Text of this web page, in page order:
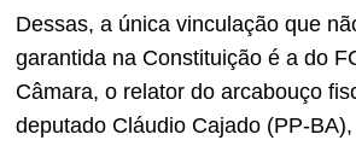
Dessas, a única vinculação que
garantida na Constituição é a do
Câmara, o relator do arcabouço
deputado Cláudio Cajado (PP-